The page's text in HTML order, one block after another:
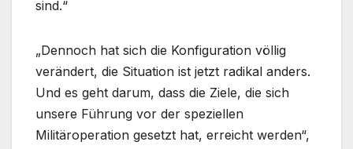
sind.“
„Dennoch hat sich die Konfiguration völlig
verändert, die Situation ist jetzt radikal anders.
Und es geht darum, dass die Ziele, die sich
unsere Führung vor der speziellen
Militäroperation gesetzt hat, erreicht werden“,